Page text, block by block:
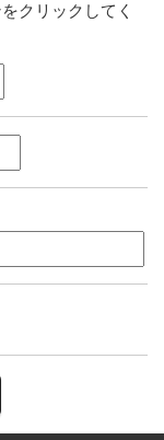
クリックしてく